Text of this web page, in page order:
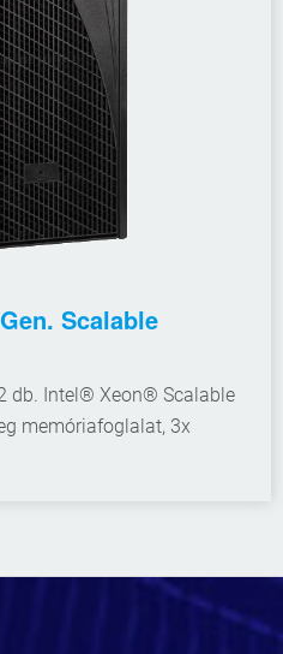
Scalable
db. Intel® Xeon® Scalable
memóriafoglalat, 3x